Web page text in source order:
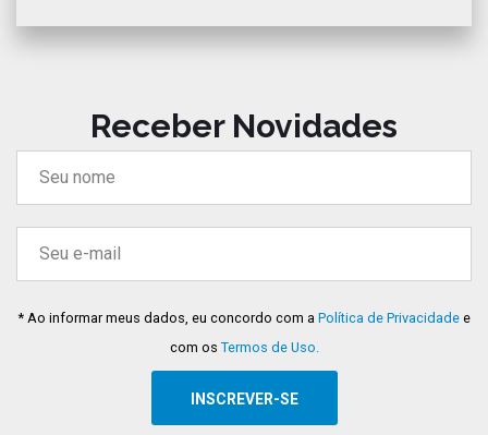
Receber Novidades
* Ao informar meus dados, eu concordo com a Política de Privacidadee
com os Termos de Uso.